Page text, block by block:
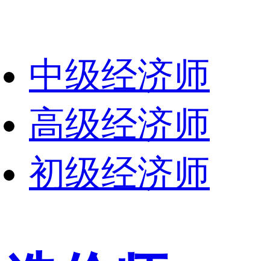
中级经济师
高级经济师
初级经济师